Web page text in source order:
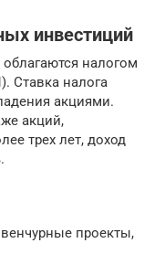
инвестиций
налогом
Ставка налога
акциями.
акций,
трех лет, доход
проекты,